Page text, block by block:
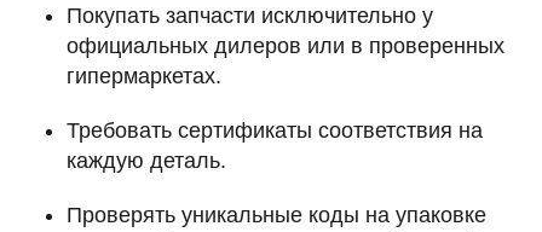
Покупать запчасти исключительно у
официальных дилеров или в проверенных
гипермаркетах.
Требовать сертификаты соответствия на
каждую деталь.
Проверять уникальные коды на упаковке